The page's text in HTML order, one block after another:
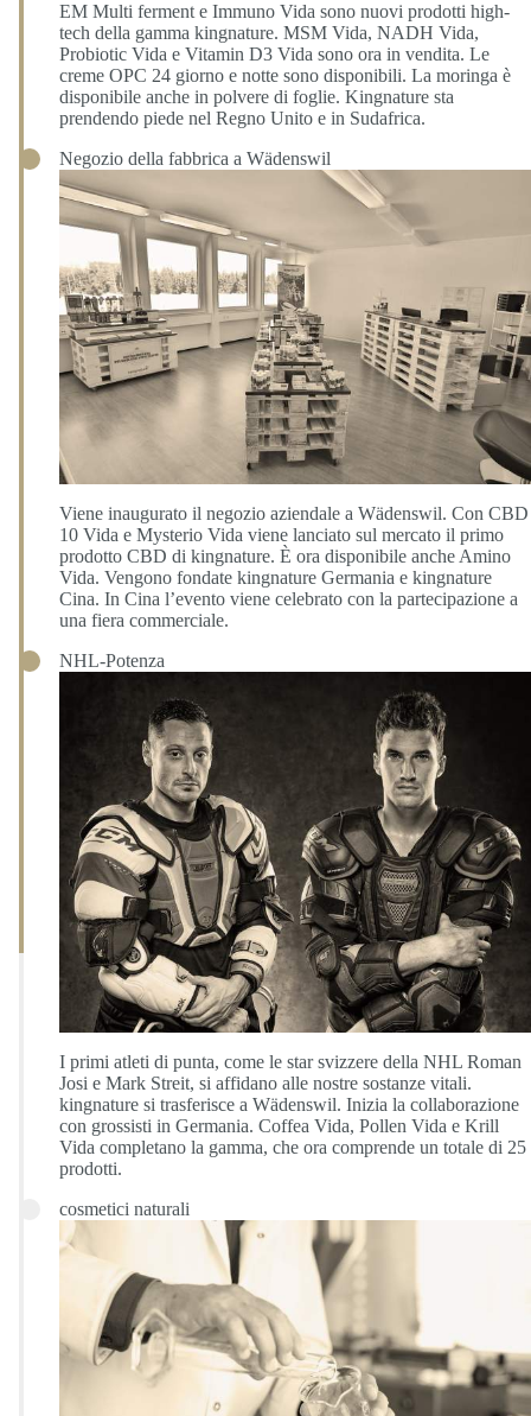
EM Multi ferment e Immuno Vida sono nuovi prodotti high-
tech della gamma kingnature. MSM Vida, NADH Vida,
Probiotic Vida e Vitamin D3 Vida sono ora in vendita. Le
creme OPC 24 giorno e notte sono disponibili. La moringa è
disponibile anche in polvere di foglie. Kingnature sta
prendendo piede nel Regno Unito e in Sudafrica.
Negozio della fabbrica a Wädenswil
Viene inaugurato il negozio aziendale a Wädenswil. Con CBD
10 Vida e Mysterio Vida viene lanciato sul mercato il primo
prodotto CBD di kingnature. È ora disponibile anche Amino
Vida. Vengono fondate kingnature Germania e kingnature
Cina. In Cina l’evento viene celebrato con la partecipazione a
una fiera commerciale.
NHL-Potenza
I primi atleti di punta, come le star svizzere della NHL Roman
Josi e Mark Streit, si affidano alle nostre sostanze vitali.
kingnature si trasferisce a Wädenswil. Inizia la collaborazione
con grossisti in Germania. Coffea Vida, Pollen Vida e Krill
Vida completano la gamma, che ora comprende un totale di 25
prodotti.
cosmetici naturali